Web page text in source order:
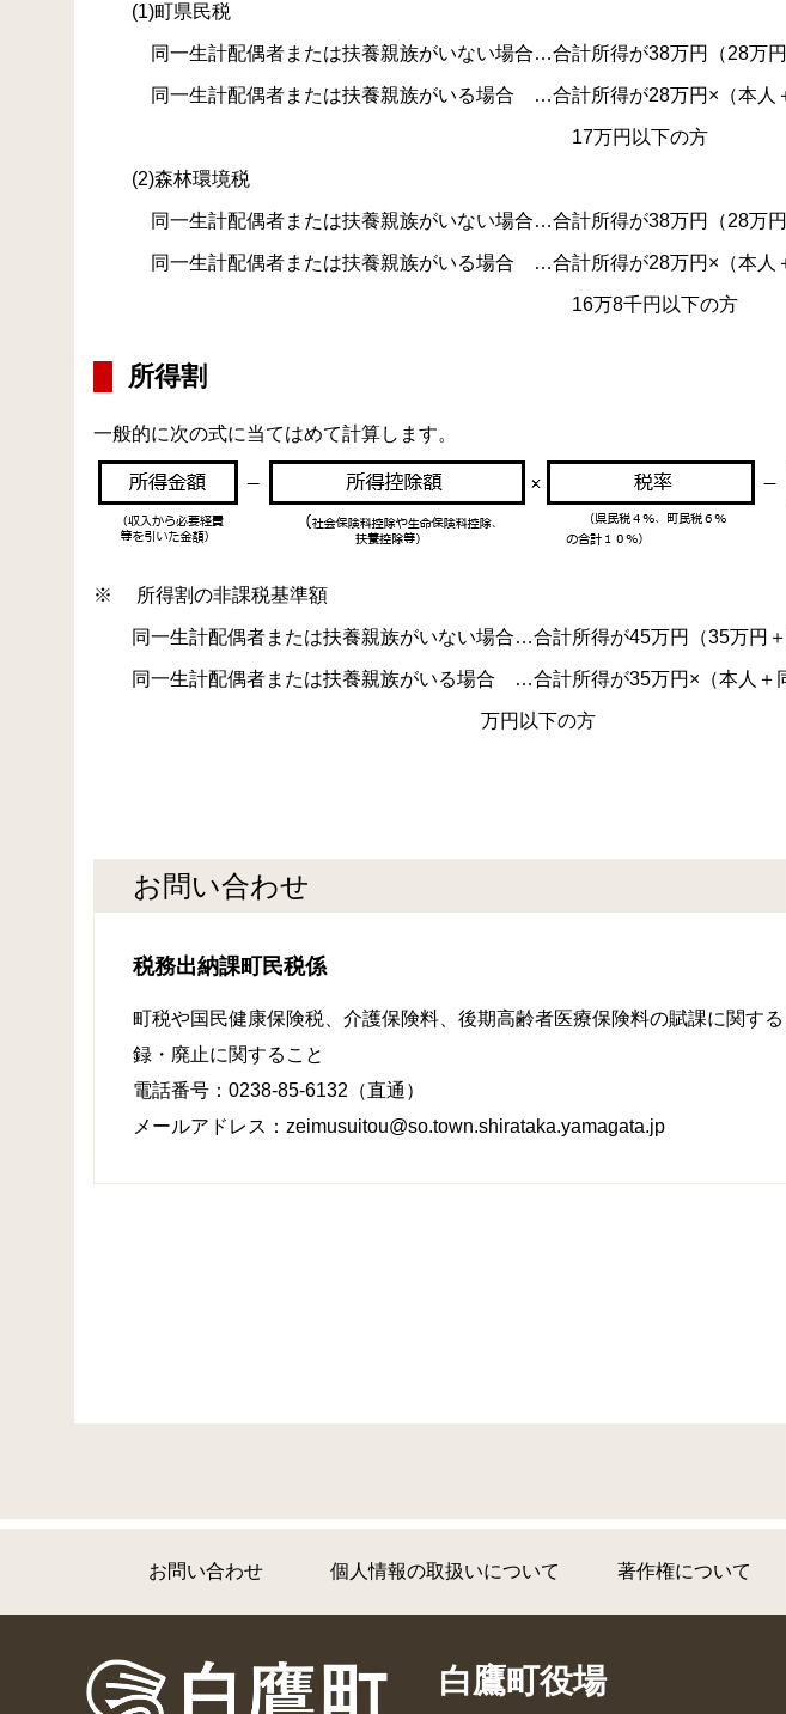
(1)町県民税
同一生計配偶者または扶養親族がいない場合…合計所得が38万円（28万円
同一生計配偶者または扶養親族がいる場合 …合計所得が28万円×（本人＋
17万円以下の
(2)森林環境税
同一生計配偶者または扶養親族がいない場合…合計所得が38万円（28万円
同一生計配偶者または扶養親族がいる場合 …合計所得が28万円×（本人＋
16万8千円以下
所得割
一般的に次の式に当てはめて計算します。
※ 所得割の非課税基準額
同一生計配偶者または扶養親族がいない場合…合計所得が45万円（35万円
同一生計配偶者または扶養親族がいる場合 …合計所得が35万円×（本人＋
万円以下の方
お問い合わせ
税務出納課町民税係
町税や国民健康保険税、介護保険料、後期高齢者医療保険料の賦課に関す
録・廃止に関すること
電話番号：0238-85-6132（直通）
メールアドレス：zeimusuitou@so.town.shirataka.yamagata.jp
お問い合わせ 個人情報の取扱いについて 著作権について
白鷹町役場